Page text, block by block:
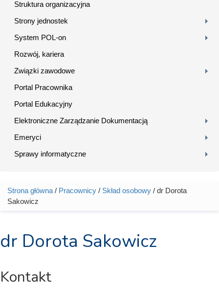
Struktura organizacyjna
Strony jednostek
System POL-on
Rozwój, kariera
Związki zawodowe
Portal Pracownika
Portal Edukacyjny
Elektroniczne Zarządzanie Dokumentacją
Emeryci
Sprawy informatyczne
Jesteś tutaj
Strona główna / Pracownicy / Skład osobowy / dr Dorota
Sakowicz
dr Dorota Sakowicz
Kontakt